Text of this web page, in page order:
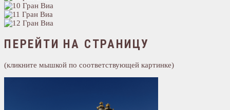
ПЕРЕЙТИ НА СТРАНИЦУ
(кликните мышкой по соответствующей картинке)